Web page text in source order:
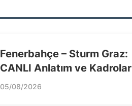
Fenerbahçe – Sturm Graz:
CANLI Anlatım ve Kadrolar
05/08/2026